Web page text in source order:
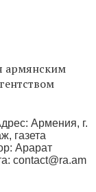
армянским
Армения, г.
газета
Арарат
contact@ra.am